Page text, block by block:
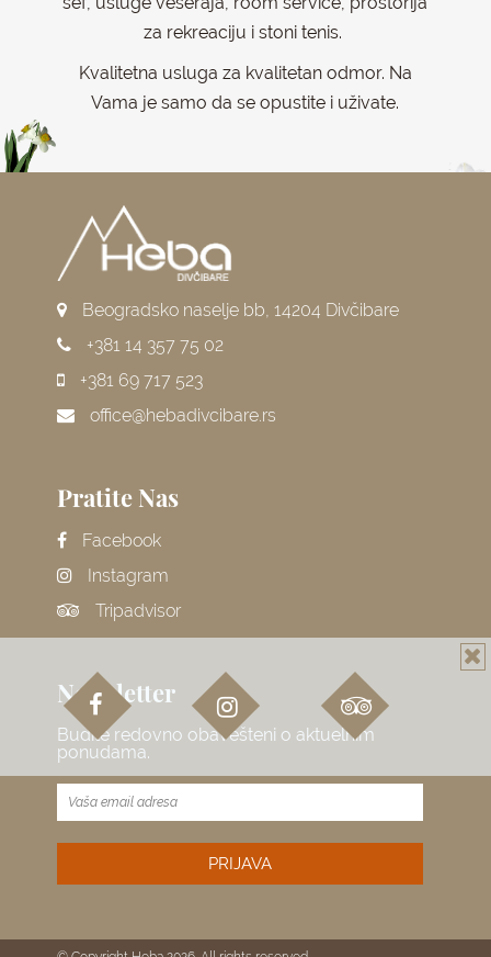
za rekreaciju i stoni tenis.
Kvalitetna usluga za kvalitetan odmor. Na
Vama je samo da se opustite i uživate.
Beogradsko naselje bb, 14204 Divčibare
+381 14 357 75 02
+381 69 717 523
office@hebadivcibare.rs
Pratite Nas
Facebook
Instagram
Tripadvisor
Newsletter
Budite redovno obavešteni o aktuelnim
ponudama.